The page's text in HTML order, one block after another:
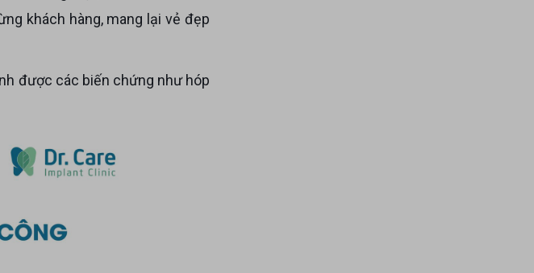
khách hàng, mang lại vẻ đẹp